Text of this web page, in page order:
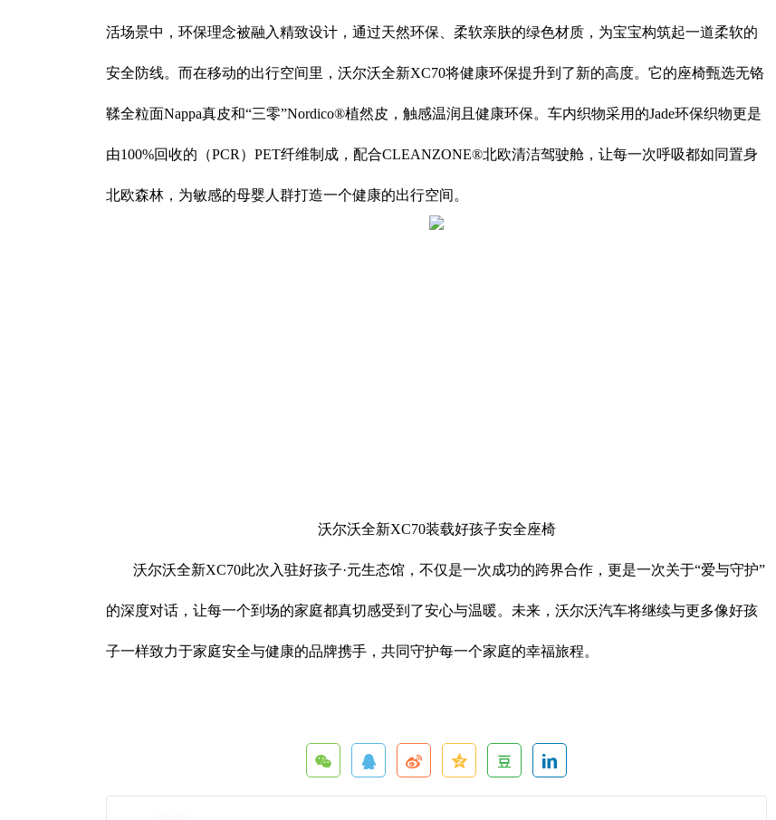
活场景中，环保理念被融入精致设计，通过天然环保、柔软亲肤的绿色材质，为宝宝构筑起一道柔软的
安全防线。而在移动的出行空间里，沃尔沃全新XC70将健康环保提升到了新的高度。它的座椅甄选无铬
鞣全粒面Nappa真皮和“三零”Nordico®植然皮，触感温润且健康环保。车内织物采用的Jade环保织物更是
由100%回收的（PCR）PET纤维制成，配合CLEANZONE®北欧清洁驾驶舱，让每一次呼吸都如同置身
北欧森林，为敏感的母婴人群打造一个健康的出行空间。
沃尔沃全新XC70装载好孩子安全座椅
沃尔沃全新XC70此次入驻好孩子·元生态馆，不仅是一次成功的跨界合作，更是一次关于“爱与守护”
的深度对话，让每一个到场的家庭都真切感受到了安心与温暖。未来，沃尔沃汽车将继续与更多像好孩
子一样致力于家庭安全与健康的品牌携手，共同守护每一个家庭的幸福旅程。